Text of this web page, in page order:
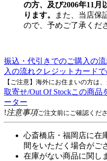
の方、及び2006年11月
ります。
また、当店保
ので、予めご了承くだ
振込・代引きでのご購入の
入の流れクレジットカード
【ご注意】海外にお住まいの方は
取寄せ/Out Of Stockこの商品
ーター
!注意事項ご注文前にご確認くだ
心斎橋店・福岡店に在
間をいただく場合がご
在庫がない商品に関し